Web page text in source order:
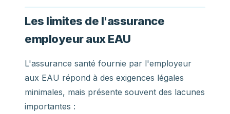
Les limites de l'assurance
employeur aux EAU
L'assurance santé fournie par l'employeur
aux EAU répond à des exigences légales
minimales, mais présente souvent des lacunes
importantes :